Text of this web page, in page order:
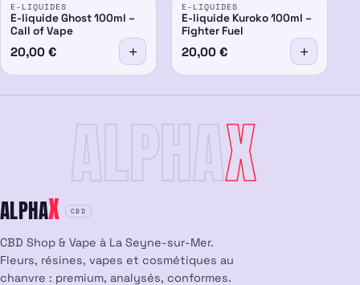
E-LIQUIDES
E-liquide Ghost 100ml –
Call of Vape
20,00 €
E-LIQUIDES
E-liquide Kuroko 100ml –
Fighter Fuel
20,00 €
ALPHAX
ALPHAX CBD
CBD Shop & Vape à La Seyne-sur-Mer.
Fleurs, résines, vapes et cosmétiques au
chanvre : premium, analysés, conformes.